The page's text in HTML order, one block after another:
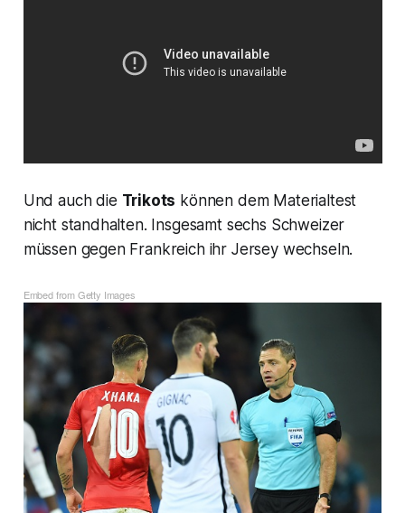
Und auch die Trikots können dem Materialtest
nicht standhalten. Insgesamt sechs Schweizer
müssen gegen Frankreich ihr Jersey wechseln.
Embed from Getty Images